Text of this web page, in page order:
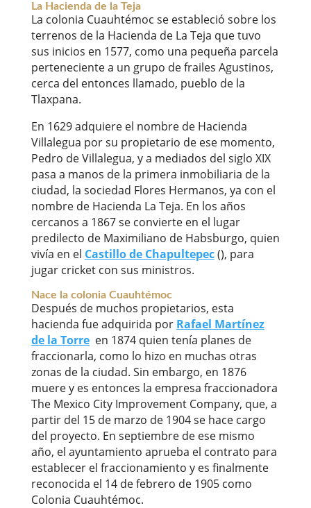
La Hacienda de la Teja
La colonia Cuauhtémoc se estableció sobre los
terrenos de la Hacienda de La Teja que tuvo
sus inicios en 1577, como una pequeña parcela
perteneciente a un grupo de frailes Agustinos,
cerca del entonces llamado, pueblo de la
Tlaxpana.
En 1629 adquiere el nombre de Hacienda
Villalegua por su propietario de ese momento,
Pedro de Villalegua, y a mediados del siglo XIX
pasa a manos de la primera inmobiliaria de la
ciudad, la sociedad Flores Hermanos, ya con el
nombre de Hacienda La Teja. En los años
cercanos a 1867 se convierte en el lugar
predilecto de Maximiliano de Habsburgo, quien
vivía en el Castillo de Chapultepec(), para
jugar cricket con sus ministros.
Nace la colonia Cuauhtémoc
Después de muchos propietarios, esta
hacienda fue adquirida por Rafael Martínez
de la Torreen 1874 quien tenía planes de
fraccionarla, como lo hizo en muchas otras
zonas de la ciudad. Sin embargo, en 1876
muere y es entonces la empresa fraccionadora
The Mexico City Improvement Company, que, a
partir del 15 de marzo de 1904 se hace cargo
del proyecto. En septiembre de ese mismo
año, el ayuntamiento aprueba el contrato para
establecer el fraccionamiento y es finalmente
reconocida el 14 de febrero de 1905 como
Colonia Cuauhtémoc.